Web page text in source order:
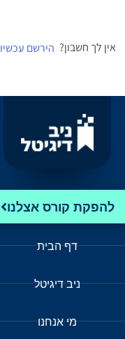
אין לך חשבון? הירשם עכשיו
להפקת קורס אצלנו
דף הבית
ניב דיגיטל
מי אנחנו